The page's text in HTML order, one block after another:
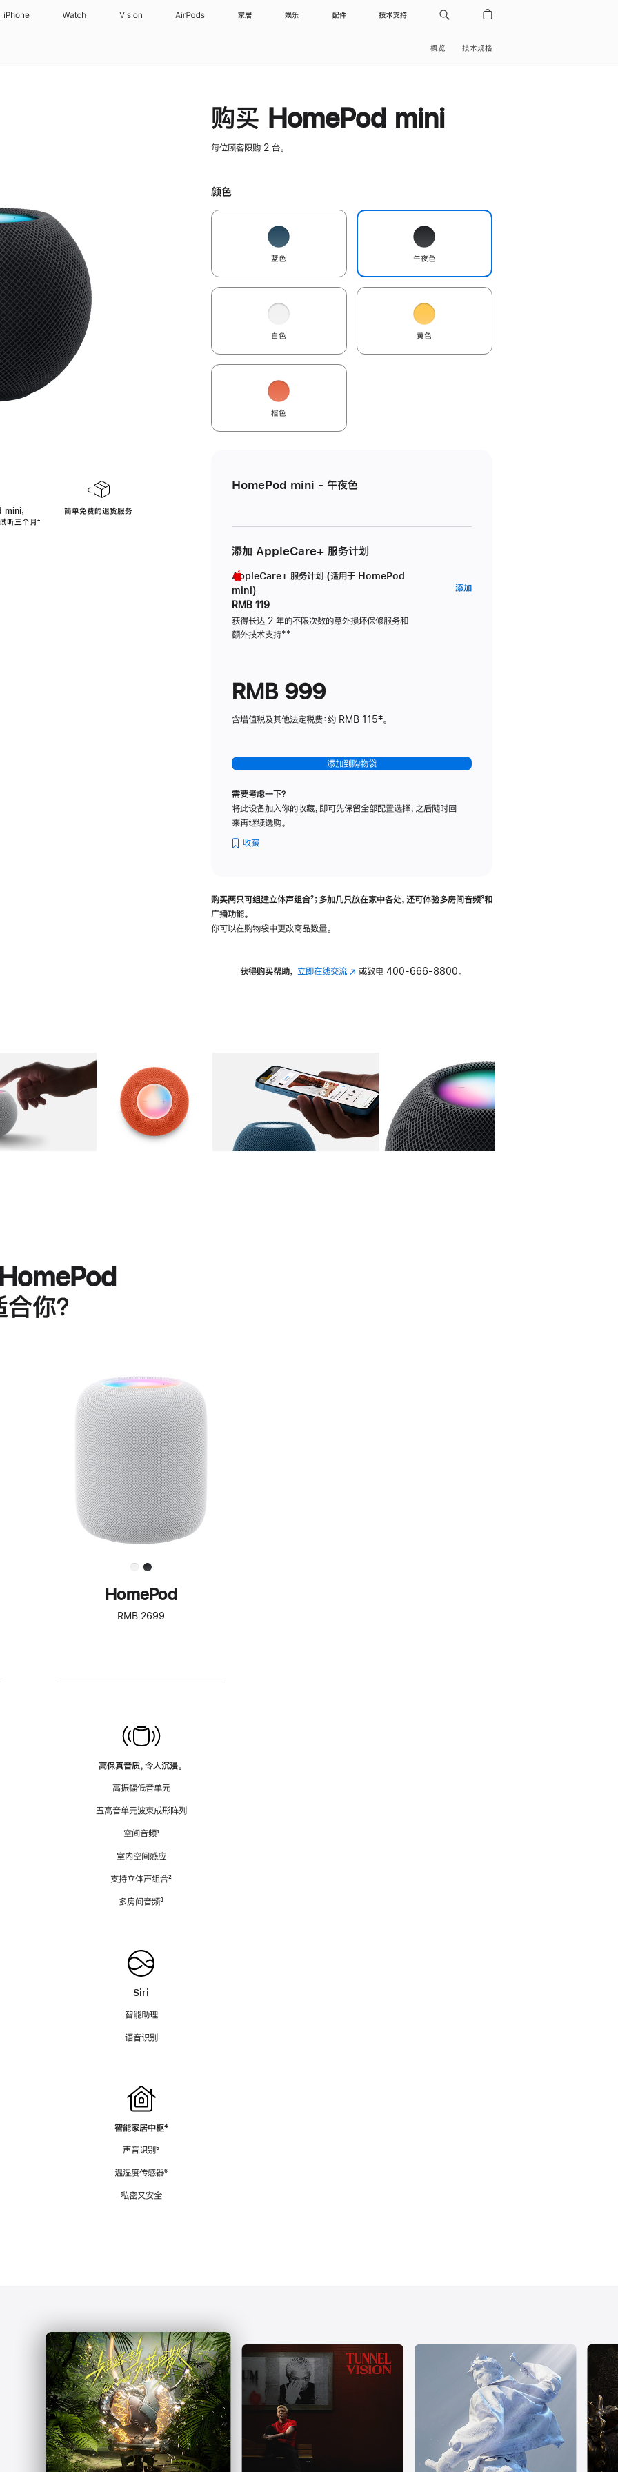
iPhone Watch Vision AirPods 家居 娱乐 配件 技术支持
概览 技术规格
，
听三个月脚
⁺
简单免费的退货服务
购买 HomePod mini
每位顾客限购 2 台。
颜色
蓝色 午夜色
白色 黄色
橙色
HomePod mini - 午夜色
添加 AppleCare+ 服务计划
AppleCare+ 服务计划 (适用于 HomePod
mini)
RMB 119
获得长达 2 年的不限次数的意外损坏保修服务和
额外技术支持脚
**
添加AppleCare+
RMB 999
含增值税及其他法定税费：约 RMB 115‡。
添加到购物袋
需要考虑一下？
将此设备加入你的收藏，即可先保留全部配置选择，之后随时回
来再继续选购。
收藏
购买两只可组建立体声组合脚
²；多加几只放在家中各处，还可体验多‍房‍间音频脚
³和
广播功能。
你可以在购物袋中更改商品数量。
获得购买帮助， 立即在线交流(在 或致电 400-666-8800。
图库 图像 图库 图像 图库 图像 4 图库 图像 5
你？
进
一
步
了
解
HomePod<
HomePod
RMB 2699
高保真音质，令人沉浸。
高振幅低音单元
五高音单元波束成形阵列
空间音频脚
¹
室内空间感应
支持立体声组合脚
²
多房间音频脚
³
Siri
智能助理
语音识别
智能家居中枢脚
⁴
声音识别脚
⁵
温湿度传感器脚
⁶
私密又安全